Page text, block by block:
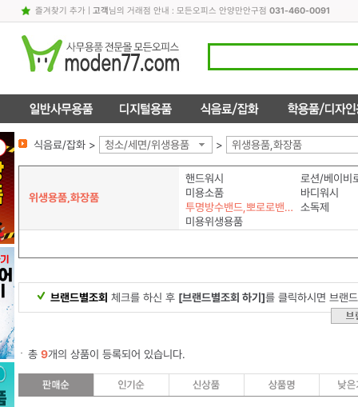
즐겨찾기 추가| 고객님의 거래점 안내 : 모든오피스 안양만안구점 031-460-0091
식음료/잡화 > 청소/세면/위생용품 > 위생용품,화장품
위생용품,화장품
핸드워시
로션/베이비
미용소품
바디워시
투명방수밴드,뽀로로밴드
소독제
미용위생용품
브랜드별조회 체크를 하신 후 [브랜드별조회 하기]를 클릭하시면 브랜
총 9개의 상품이 등록되어 있습니다.